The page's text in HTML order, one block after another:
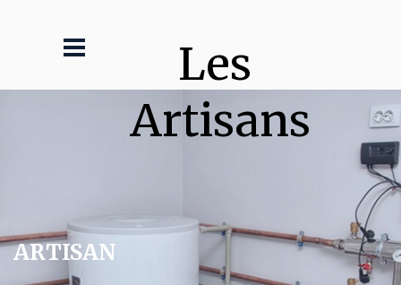
Les
Artisans
ARTISAN